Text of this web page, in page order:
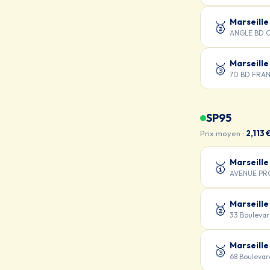
🥈 Marseille
ANGLE BD
🥉 Marseille
70 BD
SP95
Prix moyen : 2,113
🥇 Marseille
AVENUE
🥈 Marseille
33
🥉 Marseille
68